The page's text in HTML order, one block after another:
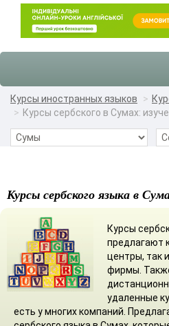
Курсы иностранных языков
Курсы сербского в Сумах:
Курсы сербского языка в
Курсы
предлагают
центры, так
фирмы.
удаленные
есть у многих компаний.